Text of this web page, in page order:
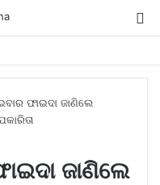
ଫାଇଦା ଜାଣିଲେ
ଜାଣିଲେ